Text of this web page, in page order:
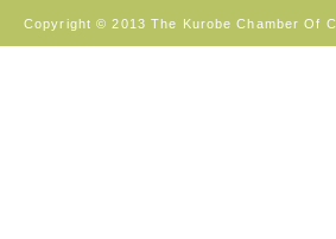
Copyright © 2013 The Kurobe Chamber Of